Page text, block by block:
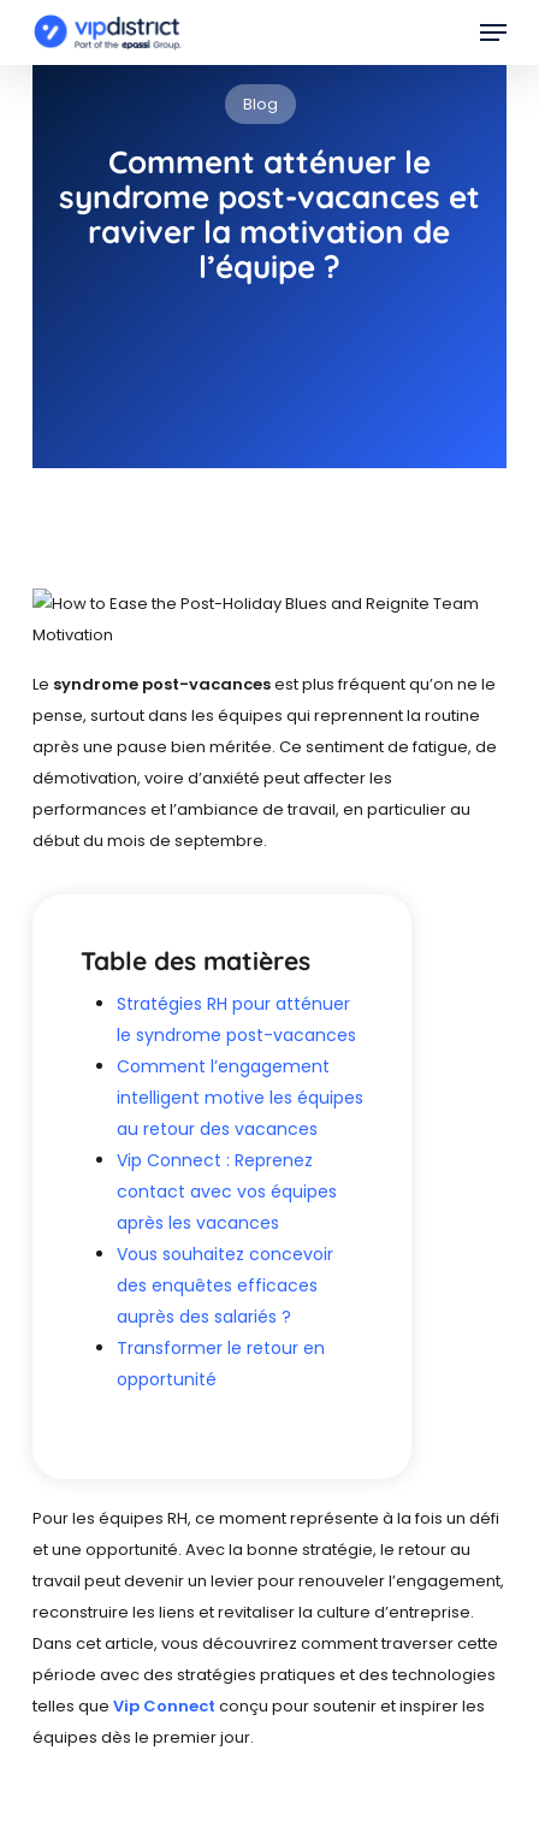
Menu
Blog
Comment atténuer le
syndrome post-vacances et
raviver la motivation de
l’équipe ?
Le syndrome post-vacancesest plus fréquent qu’on ne le
pense, surtout dans les équipes qui reprennent la routine
après une pause bien méritée. Ce sentiment de fatigue, de
démotivation, voire d’anxiété peut affecter les
performances et l’ambiance de travail, en particulier au
début du mois de septembre.
Table des matières
Stratégies RH pour atténuer
le syndrome post-vacances
Comment l’engagement
intelligent motive les équipes
au retour des vacances
Vip Connect : Reprenez
contact avec vos équipes
après les vacances
Vous souhaitez concevoir
des enquêtes efficaces
auprès des salariés ?
Transformer le retour en
opportunité
Pour les équipes RH, ce moment représente à la fois un défi
et une opportunité. Avec la bonne stratégie, le retour au
travail peut devenir un levier pour renouveler l’engagement,
reconstruire les liens et revitaliser la culture d’entreprise.
Dans cet article, vous découvrirez comment traverser cette
période avec des stratégies pratiques et des technologies
telles que Vip Connect conçu pour soutenir et inspirer les
équipes dès le premier jour.